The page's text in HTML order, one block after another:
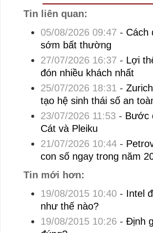
Tin liên quan:
05/08/2026 09:47 - Cách
sớm bất thường
27/07/2026 16:37 - Lợi
đón nhiều khách nhất
25/07/2026 18:31 -
tạo hệ sinh thái số an
23/07/2026 11:53 - Bước
Cát và Pleiku
21/07/2026 10:44-
con số ngay trong năm
Tin mới hơn:
19/08/2015 10:40- Intel
như thế nào?
19/08/2015 10:26 - Định